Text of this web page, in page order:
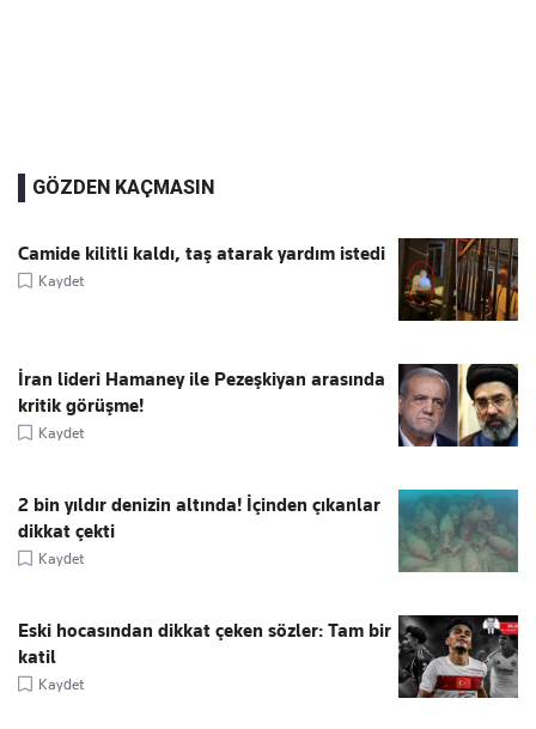
GÖZDEN KAÇMASIN
Camide kilitli kaldı, taş atarak yardım istedi
Kaydet
İran lideri Hamaney ile Pezeşkiyan arasında
kritik görüşme!
Kaydet
2 bin yıldır denizin altında! İçinden çıkanlar
dikkat çekti
Kaydet
Eski hocasından dikkat çeken sözler: Tam bir
katil
Kaydet